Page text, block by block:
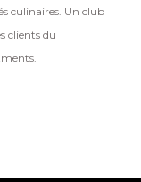
culinaires. Un club
clients du